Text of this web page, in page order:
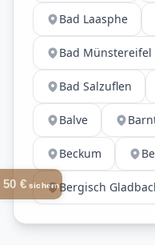
Bad Laasphe
Bad Münstereifel
Bad Salzuflen
Balve
Beckum
Bergisch
50 €sichern